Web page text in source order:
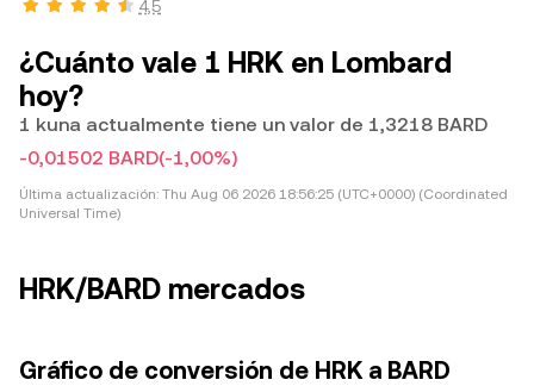
4,5
¿Cuánto vale 1 HRK en Lombard
hoy?
1 kuna actualmente tiene un valor de 1,3218 BARD
-0,01502 BARD(-1,00%)
Última actualización: Thu Aug 06 2026 18:56:25 (UTC+0000) (Coordinated
Universal Time)
HRK/BARD mercados
Gráfico de conversión de HRK a BARD